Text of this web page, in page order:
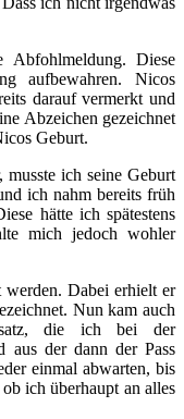
Abfohlmeldung. Diese
aufbewahren. Nicos
darauf vermerkt und
Abzeichen gezeichnet
Geburt.
ich seine Geburt
ich nahm bereits früh
hätte ich spätestens
mich jedoch wohler
Dabei erhielt er
Nun kam auch
die ich bei der
aus der dann der Pass
einmal abwarten, bis
ich überhaupt an alles